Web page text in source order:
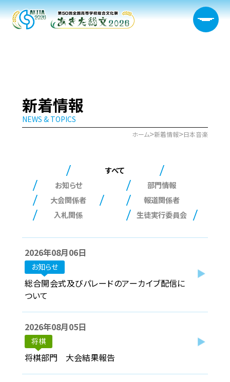
部門情報
生徒実行委員会
観光情報
資料ダウンロード
広報デザイン・デザインガイド
サイトポリシー
ホーム>新着情報>日本音楽
新着情報
NEWS & TOPICS
すべて
お知らせ
部門情報
大会関係者
報道関係者
入札関係
生徒実行委員会
2026年08月06日
お知らせ
総合開会式及びパレードのアーカイブ配信に
ついて
2026年08月05日
将棋
将棋部門 大会結果報告